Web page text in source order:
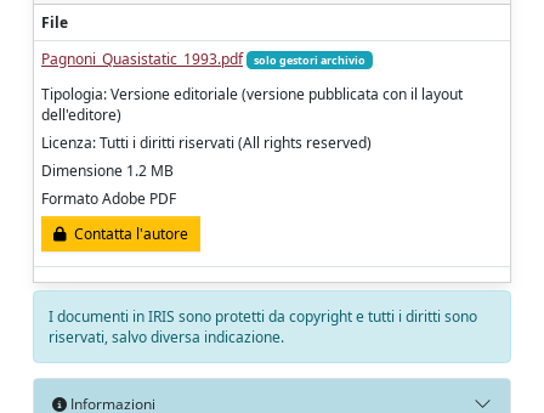
File
Pagnoni_Quasistatic_1993.pdf
solo gestori archivio
Tipologia: Versione editoriale (versione pubblicata con il layout
dell'editore)
Licenza: Tutti i diritti riservati (All rights reserved)
Dimensione 1.2 MB
Formato Adobe PDF
Contatta l'autore
I documenti in IRIS sono protetti da copyright e tutti i diritti sono
riservati, salvo diversa indicazione.
Informazioni